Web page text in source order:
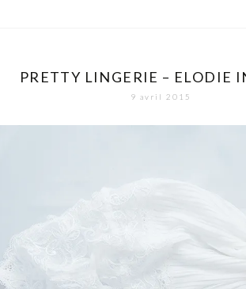
PRETTY LINGERIE – ELODIE
9 avril 2015